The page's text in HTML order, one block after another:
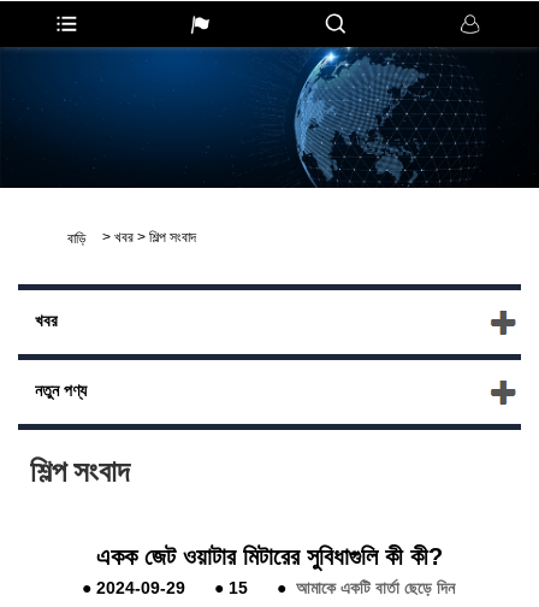
বাড়ি > খবর > শিল্প সংবাদ
খবর
নতুন পণ্য
শিল্প সংবাদ
একক জেট ওয়াটার মিটারের সুবিধাগুলি কী কী?
●2024-09-29 ● 15 ● আমাকে একটি বার্তা ছেড়ে দিন